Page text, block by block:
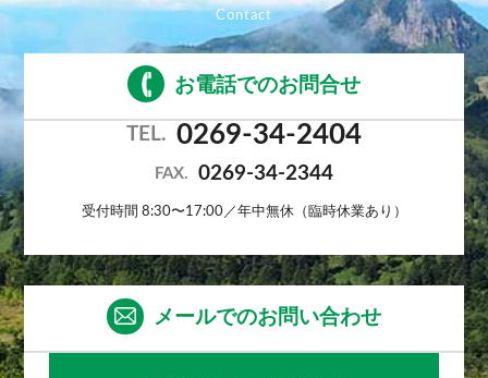
お電話でのお問合せ
TEL. 0269-34-2404
FAX. 0269-34-2344
受付時間 8:30〜17:00／年中無休（臨時休業あり）
メールでのお問い合わせ